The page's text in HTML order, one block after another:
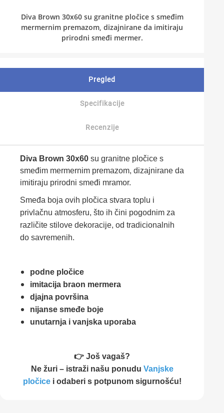
Diva Brown 30x60 su granitne pločice s smeđim
mermernim premazom, dizajnirane da imitiraju
prirodni smeđi mermer.
Pregled
Specifikacije
Recenzije
Diva Brown 30x60 su granitne pločice s
smeđim mermernim premazom, dizajnirane da
imitiraju prirodni smeđi mramor.
Smeđa boja ovih pločica stvara toplu i
privlačnu atmosferu, što ih čini pogodnim za
različite stilove dekoracije, od tradicionalnih
do savremenih.
podne pločice
imitacija braon mermera
djajna površina
nijanse smeđe boje
unutarnja i vanjska uporaba
👉 Još vagaš?
Ne žuri – istraži našu ponudu Vanjske
pločicei odaberi s potpunom sigurnošću!